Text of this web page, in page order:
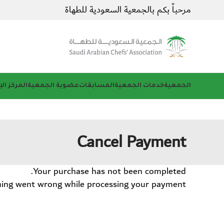
مرحباً بكم بالجمعية السعودية للطهاة
الجمعيةخدمات الجمعيةالمسابقاتعضوية الجمعيةالمركز
Cancel Payment
Your purchase has not been completed.
went wrong while processing your payment.